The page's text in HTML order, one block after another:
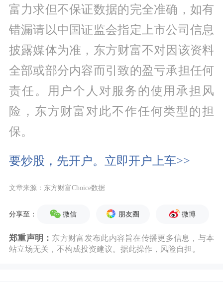
富力求但不保证数据的完全准确，如有
错漏请以中国证监会指定上市公司信息
披露媒体为准，东方财富不对因该资料
全部或部分内容而引致的盈亏承担任何
责任。用户个人对服务的使用承担风
险，东方财富对此不作任何类型的担
保。
要炒股，先开户。立即开户上车>>
文章来源：东方财富Choice数据
分享至： 微信 朋友圈 微博
郑重声明： 东方财富发布此内容旨在传播更多信息，与本
站立场无关，不构成投资建议。据此操作，风险自担。